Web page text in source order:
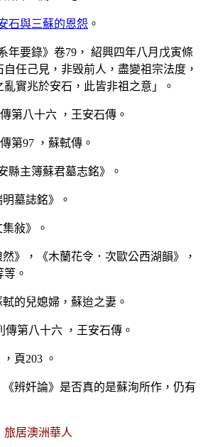
石與三蘇的恩怨 。
年要錄》卷79， 紹興四年八月戊寅條
任己見，非毁前人，盡變祖宗法度，
亂實兆於安石，此皆非祖之意」。
第八十六 ，王安石傳。
第97 ，蘇軾傳。
縣主簿蘇君墓志銘》。
墓誌銘》。
敍》。
》，《木蘭花令．次歐公西湖韻》，
等。
的兒媳婦，蘇迨之妻。
傳第八十六 ，王安石傳。
頁203 。
辨奸論》是否真的是蘇洵所作，仍有
居澳洲華人